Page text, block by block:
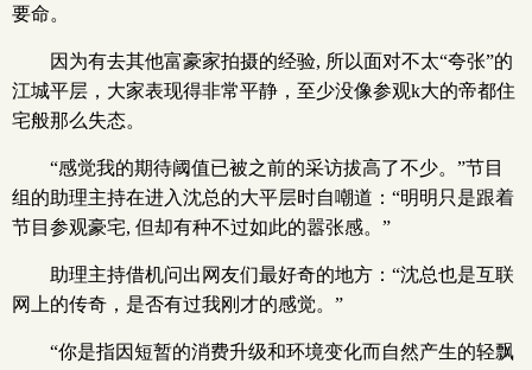
要命。
因为有去其他富豪家拍摄的经验, 所以面对不太“夸张”的
江城平层，大家表现得非常平静，至少没像参观k大的帝都住
宅般那么失态。
“感觉我的期待阈值已被之前的采访拔高了不少。”节目
组的助理主持在进入沈总的大平层时自嘲道：“明明只是跟着
节目参观豪宅, 但却有种不过如此的嚣张感。”
助理主持借机问出网友们最好奇的地方：“沈总也是互联
网上的传奇，是否有过我刚才的感觉。”
“你是指因短暂的消费升级和环境变化而自然产生的轻飘